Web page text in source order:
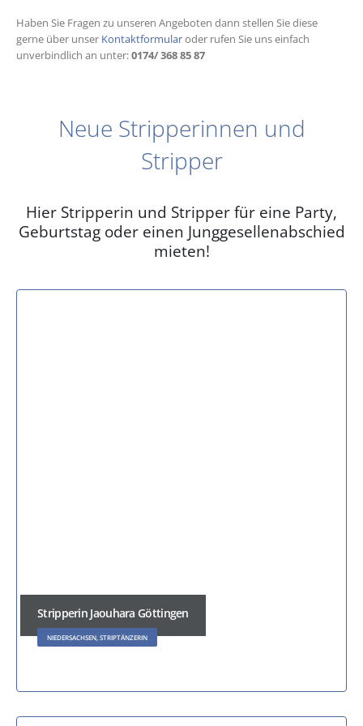
Haben Sie Fragen zu unseren Angeboten dann stellen Sie diese
gerne über unser Kontaktformularoder rufen Sie uns einfach
unverbindlich an unter:0174/ 368 85 87
Neue Stripperinnen und
Stripper
Hier Stripperin und Stripper für eine Party,
Geburtstag oder einen Junggesellenabschied
mieten!
Stripperin Jaouhara Göttingen
NIEDERSACHSEN, STRIPTÄNZERIN